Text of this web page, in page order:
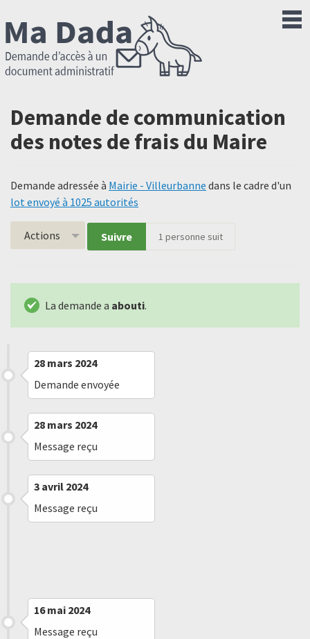
Demande de communication
des notes de frais du Maire
Demande adressée à Mairie - Villeurbanne dans le cadre d'un
lot envoyé à 1025 autorités
Actions Suivre 1 personne suit
La demande a abouti.
28 mars 2024
Demande envoyée
28 mars 2024
Message reçu
3 avril 2024
Message reçu
16 mai 2024
Message reçu